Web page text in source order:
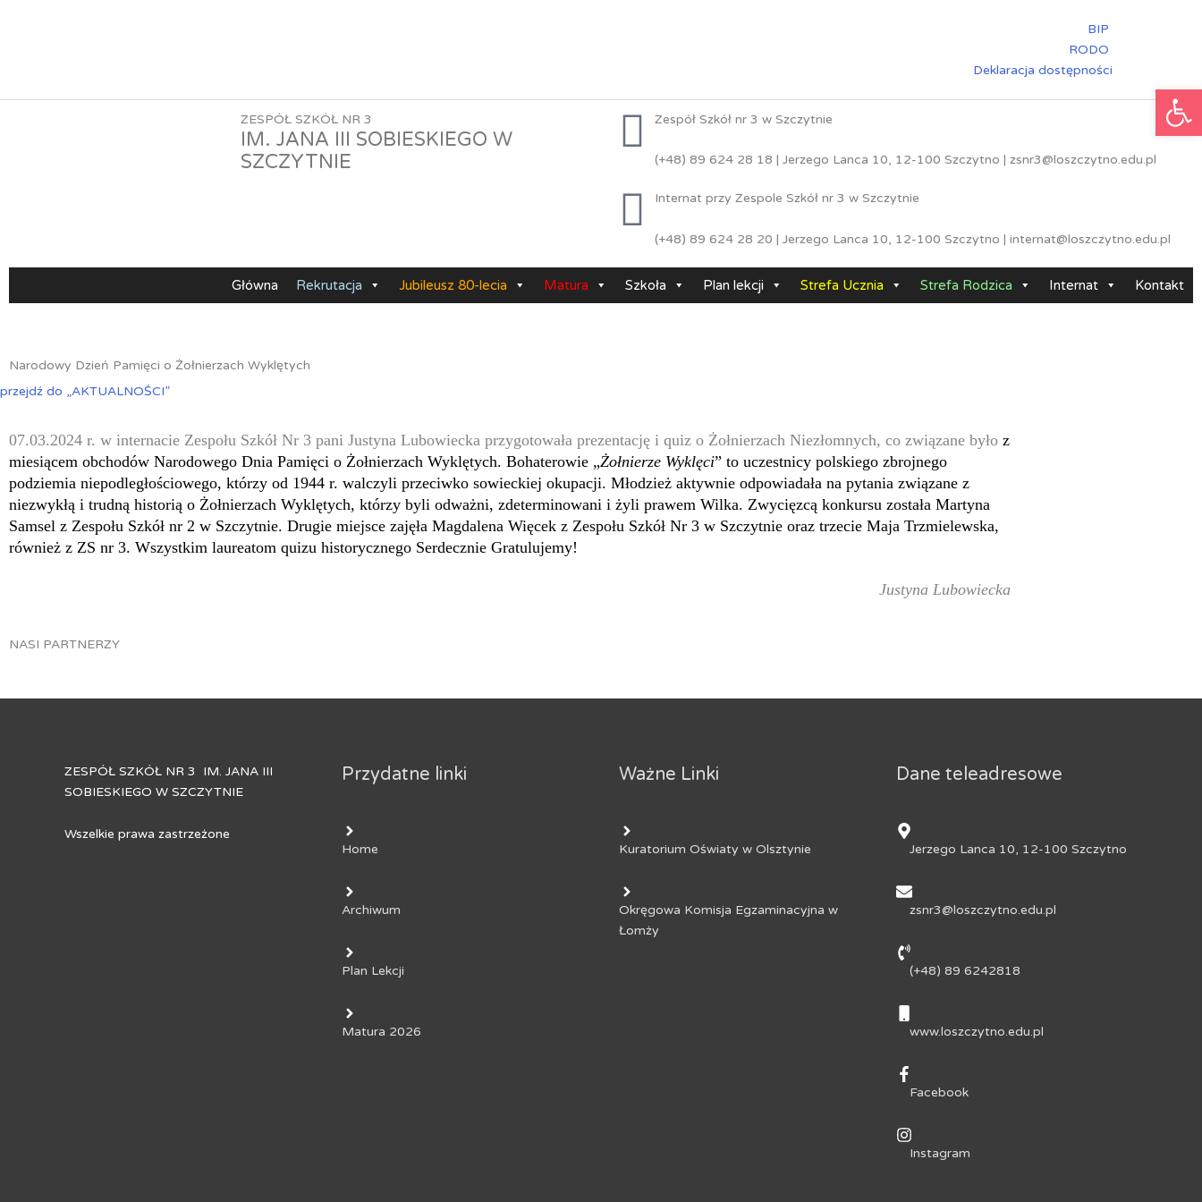
BIP
RODO
Deklaracja dostępności
ZESPÓŁ SZKÓŁ NR 3
IM. JANA III SOBIESKIEGO W
SZCZYTNIE
Zespół Szkół nr 3 w Szczytnie
(+48) 89 624 28 18 | Jerzego Lanca 10, 12-100 Szczytno | zsnr3@loszczytno.edu.pl
Internat przy Zespole Szkół nr 3 w Szczytnie
(+48) 89 624 28 20 | Jerzego Lanca 10, 12-100 Szczytno | internat@loszczytno.edu.pl
Główna Rekrutacja Jubileusz 80-lecia Matura Szkoła Plan lekcji Strefa Ucznia Strefa Rodzica Internat Kontakt
Narodowy Dzień Pamięci o Żołnierzach Wyklętych
przejdź do „AKTUALNOŚCI”
07.03.2024 r. w internacie Zespołu Szkół Nr 3 pani Justyna Lubowiecka przygotowała prezentację i quiz o Żołnierzach Niezłomnych, co związane było z
miesiącem obchodów Narodowego Dnia Pamięci o Żołnierzach Wyklętych. Bohaterowie „Żołnierze Wyklęci” to uczestnicy polskiego zbrojnego
podziemia niepodległościowego, którzy od 1944 r. walczyli przeciwko sowieckiej okupacji. Młodzież aktywnie odpowiadała na pytania związane z
niezwykłą i trudną historią o Żołnierzach Wyklętych, którzy byli odważni, zdeterminowani i żyli prawem Wilka. Zwycięzcą konkursu została Martyna
Samsel z Zespołu Szkół nr 2 w Szczytnie. Drugie miejsce zajęła Magdalena Więcek z Zespołu Szkół Nr 3 w Szczytnie oraz trzecie Maja Trzmielewska,
również z ZS nr 3. Wszystkim laureatom quizu historycznego Serdecznie Gratulujemy!
Justyna Lubowiecka
NASI PARTNERZY
ZESPÓŁ SZKÓŁ NR 3 IM. JANA III
SOBIESKIEGO W SZCZYTNIE
Wszelkie prawa zastrzeżone
Przydatne linki
Home
Archiwum
Plan Lekcji
Matura 2026
Ważne Linki
Kuratorium Oświaty w Olsztynie
Okręgowa Komisja Egzaminacyjna w
Łomży
Dane teleadresowe
Jerzego Lanca 10, 12-100 Szczytno
zsnr3@loszczytno.edu.pl
(+48) 89 6242818
www.loszczytno.edu.pl
Facebook
Instagram